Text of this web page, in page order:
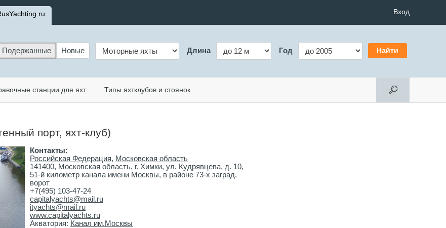
Вход
Подержанные Новые Длина Год
станции для яхт Типы яхтклубов и стоянок
порт, яхт-клуб)
Контакты:
Российская Федерация, Московская область
141400, Московская область, г. Химки, ул. Кудрявцева, д. 10,
51-й километр канала имени Москвы, в районе 73-х заград.
ворот
+7(495) 103-47-24
capitalyachts@mail.ru
ityachts@mail.ru
www.capitalyachts.ru
Акватория: Канал им.Москвы